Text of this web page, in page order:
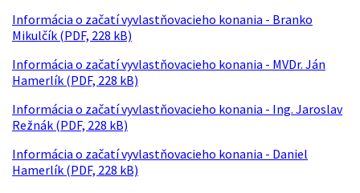
Informácia o začatí vyvlastňovacieho konania - Branko
Mikulčík (PDF, 228 kB)
Informácia o začatí vyvlastňovacieho konania - MVDr. Ján
Hamerlík (PDF, 228 kB)
Informácia o začatí vyvlastňovacieho konania - Ing. Jaroslav
Režnák (PDF, 228 kB)
Informácia o začatí vyvlastňovacieho konania - Daniel
Hamerlík (PDF, 228 kB)